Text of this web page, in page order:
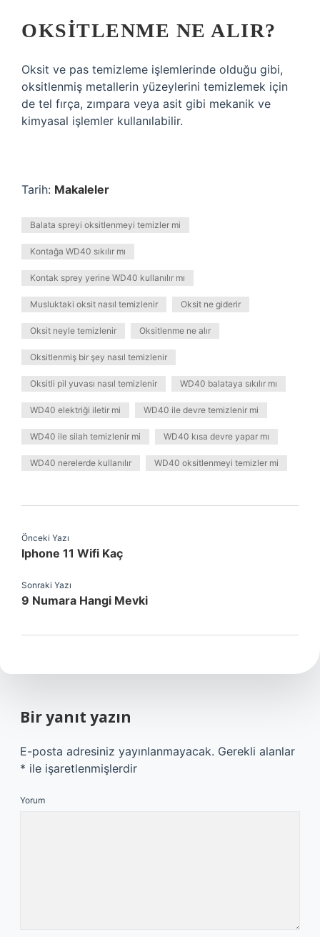
OKSITLENME NE ALIR?
Oksit ve pas temizleme işlemlerinde olduğu gibi,
oksitlenmiş metallerin yüzeylerini temizlemek için
de tel fırça, zımpara veya asit gibi mekanik ve
kimyasal işlemler kullanılabilir.
Tarih: Makaleler
Balata spreyi oksitlenmeyi temizler mi
Kontağa WD40 sıkılır mı
Kontak sprey yerine WD40 kullanılır mı
Musluktaki oksit nasıl temizlenir Oksit ne giderir
Oksit neyle temizlenir Oksitlenme ne alır
Oksitlenmiş bir şey nasıl temizlenir
Oksitli pil yuvası nasıl temizlenir WD40 balataya sıkılır mı
WD40 elektriği iletir mi WD40 ile devre temizlenir mi
WD40 ile silah temizlenir mi WD40 kısa devre yapar mı
WD40 nerelerde kullanılır WD40 oksitlenmeyi temizler mi
Önceki Yazı
Iphone 11 Wifi Kaç
Sonraki Yazı
9 Numara Hangi Mevki
Bir yanıt yazın
E-posta adresiniz yayınlanmayacak. Gerekli alanlar
* ile işaretlenmişlerdir
Yorum